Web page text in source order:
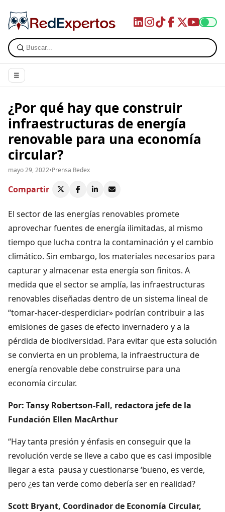
☰
¿Por qué hay que construir
infraestructuras de energía
renovable para una economía
circular?
mayo 29, 2022•Prensa Redex
Compartir
El sector de las energías renovables promete
aprovechar fuentes de energía ilimitadas, al mismo
tiempo que lucha contra la contaminación y el cambio
climático. Sin embargo, los materiales necesarios para
capturar y almacenar esta energía son finitos. A
medida que el sector se amplía, las infraestructuras
renovables diseñadas dentro de un sistema lineal de
“tomar-hacer-desperdiciar» podrían contribuir a las
emisiones de gases de efecto invernadero y a la
pérdida de biodiversidad. Para evitar que esta solución
se convierta en un problema, la infraestructura de
energía renovable debe construirse para una
economía circular.
Por: Tansy Robertson-Fall, redactora jefe de la
Fundación Ellen MacArthur
“Hay tanta presión y énfasis en conseguir que la
revolución verde se lleve a cabo que es casi imposible
llegar a esta pausa y cuestionarse ‘bueno, es verde,
pero ¿es tan verde como debería ser en realidad?
Scott Bryant, Coordinador de Economía Circular,